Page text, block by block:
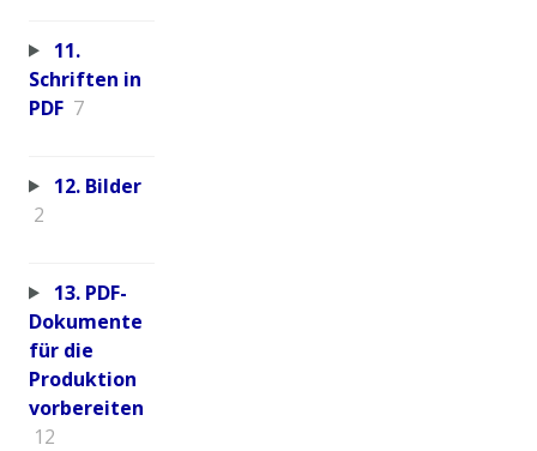
11.
Schriften in
PDF 7
12. Bilder
2
13. PDF-
Dokumente
für die
Produktion
vorbereiten
12